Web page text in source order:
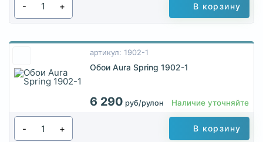
- + В корзину
артикул: 1902-1
Обои Aura Spring 1902-1
6 290 руб/рулон Наличие уточняйте
- + В корзину